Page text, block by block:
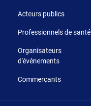
Acteurs publics
Professionnels de santé
Organisateurs
d'événements
Commerçants